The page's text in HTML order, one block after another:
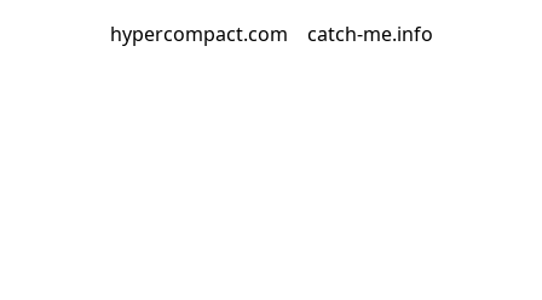
hypercompact.com
catch-me.info